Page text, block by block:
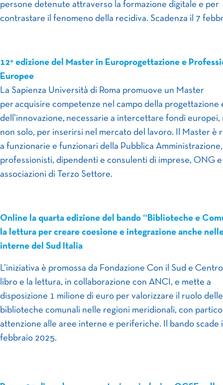
persone detenute attraverso la formazione digitale e per
contrastare il fenomeno della recidiva. Scadenza il 7
12° edizione del Master in Europrogettazione e
Europee
La Sapienza Università di Roma promuove un Master
per acquisire competenze nel campo della progettazione
dell’innovazione, necessarie a intercettare fondi europei,
non solo, per inserirsi nel mercato del lavoro. Il Master è
a funzionarie e funzionari della Pubblica
professionisti, dipendenti e consulenti di imprese, ONG e
associazioni di Terzo Settore.
Online la quarta edizione del bando “Biblioteche e
la lettura per creare coesione e integrazione anche
interne del Sud Italia
L’iniziativa è promossa da Fondazione Con il Sud e
libro e la lettura, in collaborazione con ANCI, e mette a
disposizione 1 milione di euro per valorizzare il ruolo delle
biblioteche comunali nelle regioni meridionali, con
attenzione alle aree interne e periferiche. Il bando scade
febbraio 2025.